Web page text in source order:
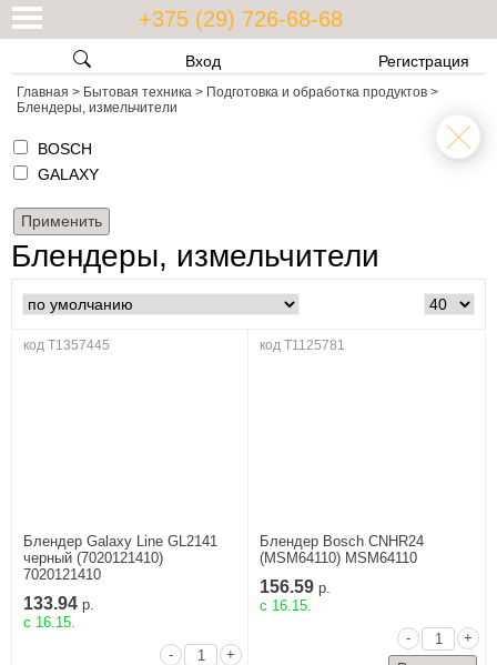
+375 (29) 726-68-68
Вход Регистрация
Главная > Бытовая техника > Подготовка и обработка продуктов >
Блендеры, измельчители
BOSCH
GALAXY
Блендеры, измельчители
код T1357445
Блендер Galaxy Line GL2141
черный (7020121410)
7020121410
133.94 р.
c 16.15.
-
+
код T1125781
Блендер Bosch CNHR24
(MSM64110) MSM64110
156.59 р.
c 16.15.
-
+